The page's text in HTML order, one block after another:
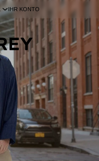
IHR KONTO